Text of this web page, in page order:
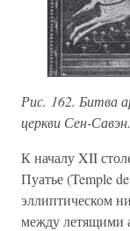
Рис. 162. Битва
церкви Сен-
К началу XII
Пуатье (Temple
эллиптическом
между летящими